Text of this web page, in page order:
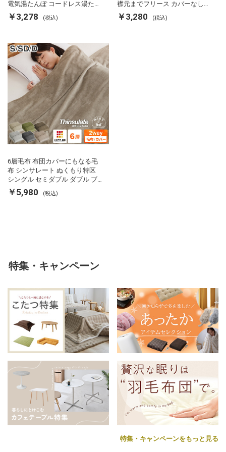
電気湯たんぽ コードレス湯たん
ぽ エコ 節電 節約 省エネ 充電式
エコ電気あんか EWT-2143 スリ
￥3,278 (税込)
襟元までフリース カバーなしで
使える 軽い 丸洗い 断熱 保温 抗
菌防臭 洗える 防ダニ 軽量 ホコ
￥3,280 (税込)
6層毛布 布団カバーにもなる毛
布 シンサレート ぬくもり特区
シングル セミダブル ダブル ブ
ランケット 掛け布団カバー フラ
ンネル 保温 蓄熱 吸湿 発熱 断熱
￥5,980 (税込)
特集・キャンペーン
特集・キャンペーンをもっと見る